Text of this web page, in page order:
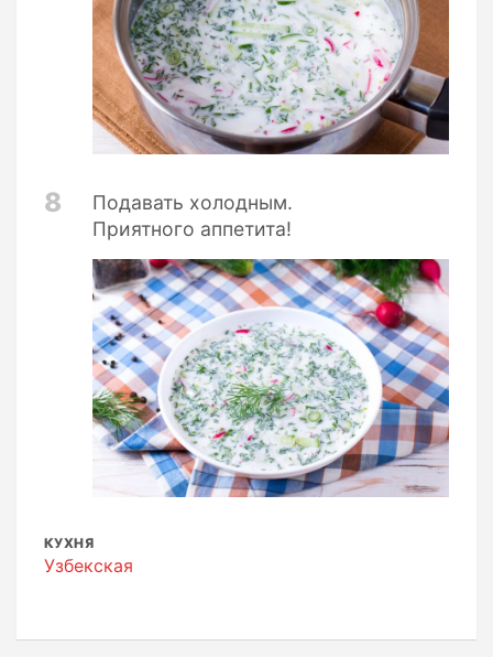
8
Подавать холодным.
Приятного аппетита!
КУХНЯ
Узбекская